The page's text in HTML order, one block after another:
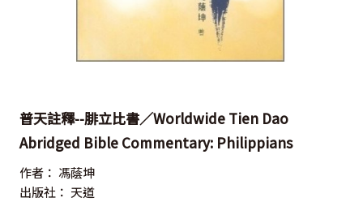
普天註釋--腓立比書／Worldwide Tien Dao
Abridged Bible Commentary: Philippians
作者： 馮蔭坤
出版社： 天道